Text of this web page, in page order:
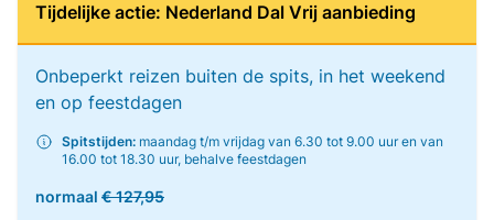
Tijdelijke actie: Nederland Dal Vrij aanbieding
Onbeperkt reizen buiten de spits, in het weekend
en op feestdagen
Spitstijden: maandag t/m vrijdag van 6.30 tot 9.00 uur en van
16.00 tot 18.30 uur, behalve feestdagen
normaal € 127,95